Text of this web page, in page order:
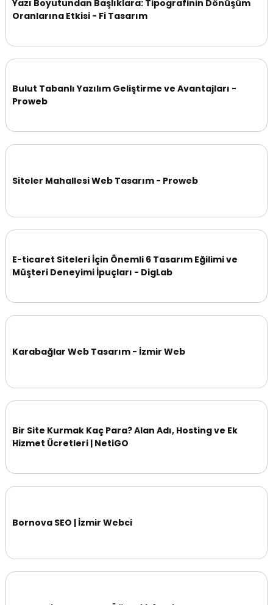
Yazı Boyutundan Başlıklara: Tipografinin Dönüşüm
Oranlarına Etkisi - Fi Tasarım
Bulut Tabanlı Yazılım Geliştirme ve Avantajları -
Proweb
Siteler Mahallesi Web Tasarım - Proweb
E-ticaret Siteleri İçin Önemli 6 Tasarım Eğilimi ve
Müşteri Deneyimi İpuçları - DigLab
Karabağlar Web Tasarım - İzmir Web
Bir Site Kurmak Kaç Para? Alan Adı, Hosting ve Ek
Hizmet Ücretleri | NetiGO
Bornova SEO | İzmir Webci